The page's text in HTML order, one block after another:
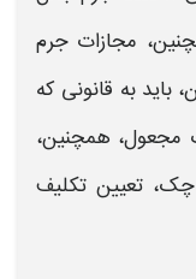
مجازات جرم
باید به قانونی که
همچنین،
تعیین تکلیف